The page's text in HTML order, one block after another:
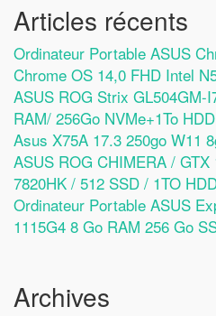
Articles récents
Ordinateur Portable ASUS
Chrome OS 14,0 FHD Intel
ASUS ROG Strix GL504GM-
RAM/ 256Go NVMe+1To
Asus X75A 17.3 250go W11
ASUS ROG CHIMERA /
7820HK / 512 SSD / 1TO
Ordinateur Portable ASUS
1115G4 8 Go RAM 256 Go
Archives